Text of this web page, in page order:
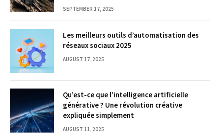
SEPTEMBER 17, 2025
Les meilleurs outils d’automatisation des
réseaux sociaux 2025
AUGUST 17, 2025
Qu’est-ce que l’intelligence artificielle
générative ? Une révolution créative
expliquée simplement
AUGUST 11, 2025